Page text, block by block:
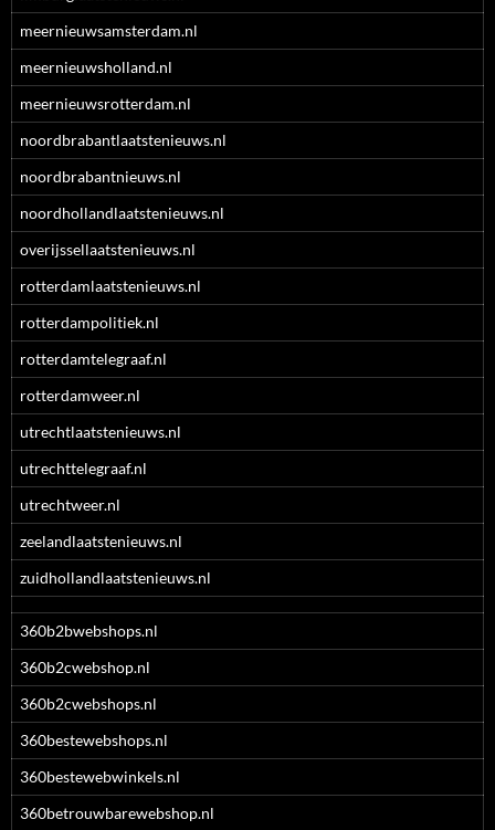
meernieuwsamsterdam.nl
meernieuwsholland.nl
meernieuwsrotterdam.nl
noordbrabantlaatstenieuws.nl
noordbrabantnieuws.nl
noordhollandlaatstenieuws.nl
overijssellaatstenieuws.nl
rotterdamlaatstenieuws.nl
rotterdampolitiek.nl
rotterdamtelegraaf.nl
rotterdamweer.nl
utrechtlaatstenieuws.nl
utrechttelegraaf.nl
utrechtweer.nl
zeelandlaatstenieuws.nl
zuidhollandlaatstenieuws.nl
360b2bwebshops.nl
360b2cwebshop.nl
360b2cwebshops.nl
360bestewebshops.nl
360bestewebwinkels.nl
360betrouwbarewebshop.nl